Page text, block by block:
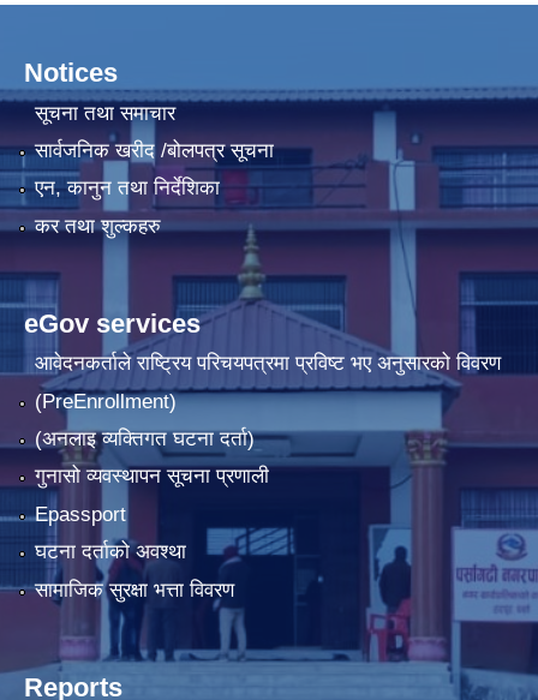
Notices
सूचना तथा समाचार
सार्वजनिक खरीद /बोलपत्र सूचना
एन, कानुन तथा निर्देशिका
कर तथा शुल्कहरु
eGov services
आवेदनकर्ताले राष्‍ट्रिय परिचयपत्रमा प्रविष्ट भए अनुसारको विवरण
(PreEnrollment)
(अनलाइ व्यक्तिगत घटना दर्ता)
गुनासो व्यवस्थापन सूचना प्रणाली
Epassport
घटना दर्ताको अवश्था
सामाजिक सुरक्षा भत्ता विवरण
Reports